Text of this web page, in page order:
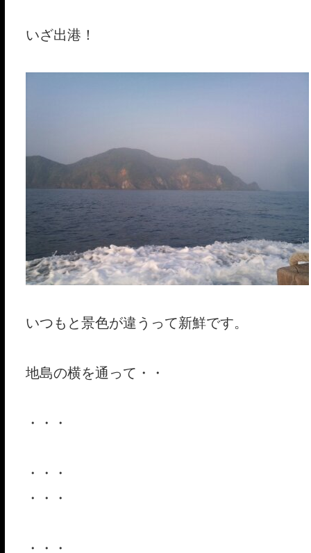
いざ出港！
いつもと景色が違う って新鮮です。
地島の横を通って・・
・・・
・・・
・・・
・・・